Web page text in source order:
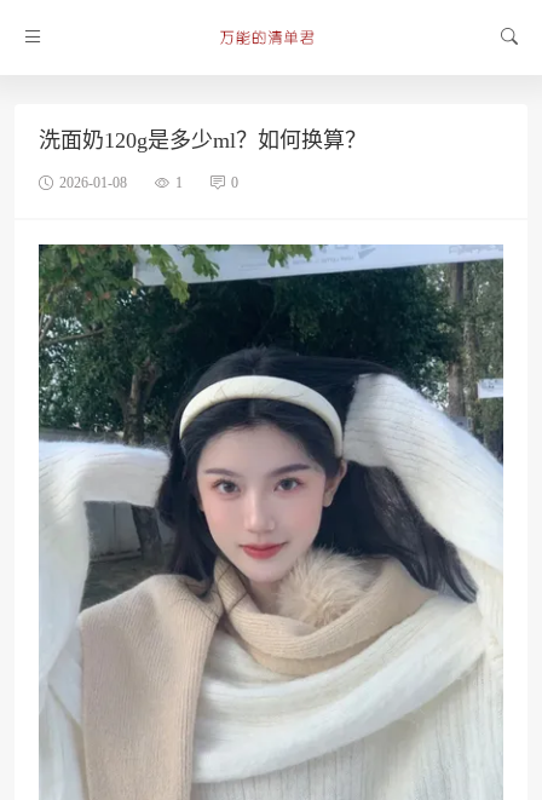
洗面奶120g是多少ml？如何换算？
2026-01-08 1 0